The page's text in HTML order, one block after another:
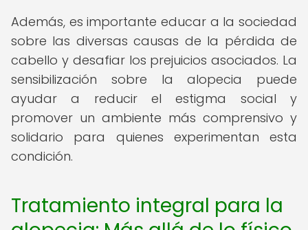
Además, es importante educar a la sociedad
sobre las diversas causas de la pérdida de
cabello y desafiar los prejuicios asociados. La
sensibilización sobre la alopecia puede
ayudar a reducir el estigma social y
promover un ambiente más comprensivo y
solidario para quienes experimentan esta
condición.
Tratamiento integral para la